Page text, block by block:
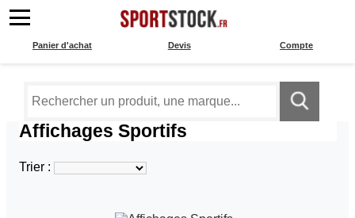
Compte
Devis
Panier d'achat
Affichages Sportifs
Trier :